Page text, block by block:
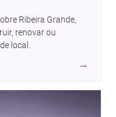
Ribeira Grande,
renovar ou
local.
→